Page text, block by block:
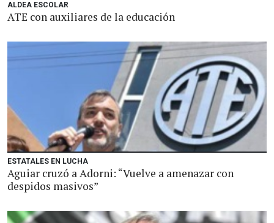
ALDEA ESCOLAR
ATE con auxiliares de la educación
ESTATALES EN LUCHA
Aguiar cruzó a Adorni: “Vuelve a amenazar con
despidos masivos”